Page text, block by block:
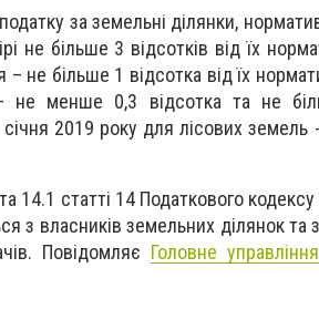
за земельні ділянки,
не більше 3 відсотків від їх
не більше 1 відсотка від їх
– не менше 0,3 відсотка та не
2019 року для лісових земель
14.1 статті 14 Податкового
з власників земельних ділянок та
Повідомляє Головне